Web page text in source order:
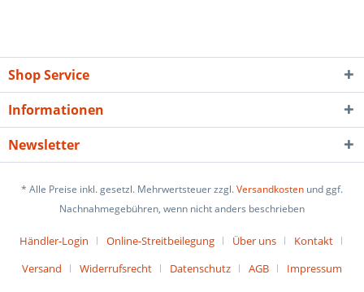
Shop Service
Informationen
Newsletter
* Alle Preise inkl. gesetzl. Mehrwertsteuer zzgl.Versandkosten und ggf.
Nachnahmegebühren, wenn nicht anders beschrieben
Händler-Login Online-Streitbeilegung Über uns
Kontakt
Versand
Widerrufsrecht Datenschutz AGB Impressum